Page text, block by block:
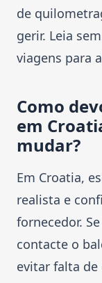
de
gerir. Leia
viagens para
Como
em
mudar?
Em Croatia,
realista e
fornecedor.
contacte o
evitar falta de